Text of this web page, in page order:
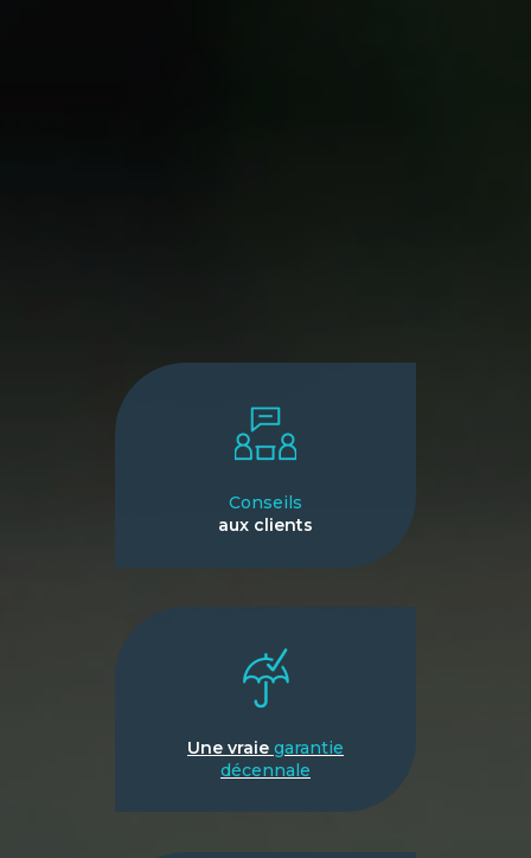
Conseils
aux clients
Une vraie garantie
décennale